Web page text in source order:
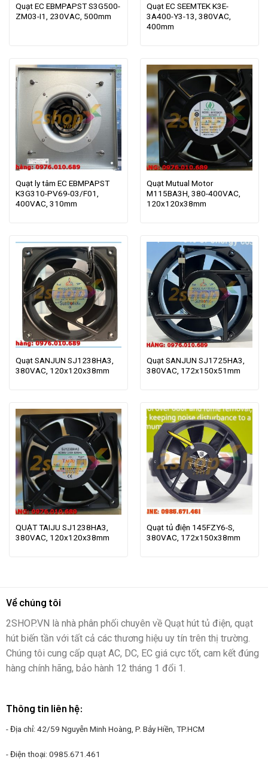
Quạt EC EBMPAPST S3G500-
ZM03-I1, 230VAC, 500mm
Quạt EC SEEMTEK K3E-
3A400-Y3-13, 380VAC,
400mm
Quạt ly tâm EC EBMPAPST
K3G310-PV69-03/F01,
400VAC, 310mm
Quạt Mutual Motor
M115BA3H, 380-400VAC,
120x120x38mm
Quạt SANJUN SJ1238HA3,
380VAC, 120x120x38mm
Quạt SANJUN SJ1725HA3,
380VAC, 172x150x51mm
QUẠT TAIJU SJ1238HA3,
380VAC, 120x120x38mm
Quạt tủ điện 145FZY6-S,
380VAC, 172x150x38mm
Về chúng tôi
2SHOP.VN là nhà phân phối chuyên về Quạt hút tủ điện, quạt
hút biến tần với tất cả các thương hiệu uy tín trên thị trường.
Chúng tôi cung cấp quạt AC, DC, EC giá cực tốt, cam kết đúng
hàng chính hãng, bảo hành 12 tháng 1 đổi 1.
Thông tin liên hệ:
- Địa chỉ: 42/59 Nguyễn Minh Hoàng, P. Bảy Hiền, TP.HCM
- Điện thoại: 0985.671.461